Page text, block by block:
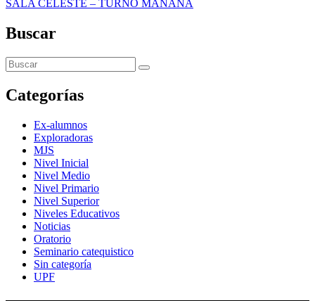
SALA CELESTE – TURNO MAÑANA
Buscar
Categorías
Ex-alumnos
Exploradoras
MJS
Nivel Inicial
Nivel Medio
Nivel Primario
Nivel Superior
Niveles Educativos
Noticias
Oratorio
Seminario catequistico
Sin categoría
UPF